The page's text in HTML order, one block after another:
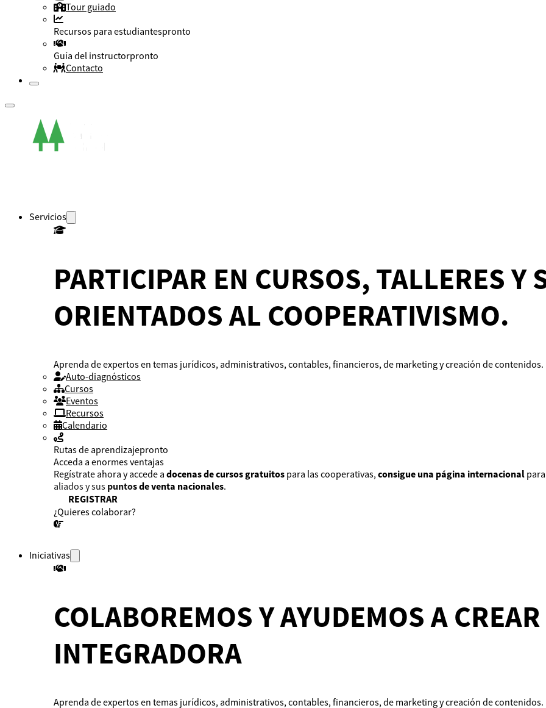
Tour guiado
Recursos para estudiantespronto
Guía del instructorpronto
Contacto
Servicios
PARTICIPAR EN CURSOS, TALLERES
ORIENTADOS AL COOPERATIVISMO.
Aprenda de expertos en temas jurídicos, administrativos, contables, financieros, de marketing y creación de contenidos.
Auto-diagnósticos
Cursos
Eventos
Recursos
Calendario
Rutas de aprendizajepronto
Acceda a enormes ventajas
Regístrate ahora y accede a docenas de cursos gratuitos para las cooperativas, consigue una página internacional
aliados y sus puntos de venta nacionales.
REGISTRAR
¿Quieres colaborar?
Iniciativas
COLABOREMOS Y AYUDEMOS A
INTEGRADORA
Aprenda de expertos en temas jurídicos, administrativos, contables, financieros, de marketing y creación de contenidos.